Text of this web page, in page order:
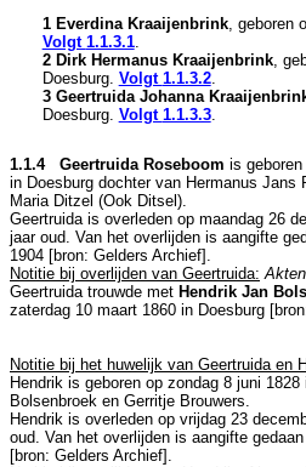
1 Everdina Kraaijenbrink, geboren
Volgt 1.1.3.1.
2 Dirk Hermanus Kraaijenbrink,
Doesburg. Volgt 1.1.3.2.
3 Geertruida Johanna
Doesburg. Volgt 1.1.3.3.
1.1.4 Geertruida Roseboom is
in Doesburg dochter van Hermanus Jans
Maria Ditzel (Ook Ditsel).
Geertruida is overleden op maandag 26
jaar oud. Van het overlijden is aangifte
1904 [bron: Gelders Archief].
Notitie bij overlijden van Geertruida:
Geertruida trouwde met Hendrik Jan
zaterdag 10 maart 1860 in Doesburg [
Notitie bij het huwelijk van Geertruida en
Hendrik is geboren op zondag 8 juni 1828
Bolsenbroek en Gerritje Brouwers.
Hendrik is overleden op vrijdag 23
oud. Van het overlijden is aangifte
[bron: Gelders Archief].